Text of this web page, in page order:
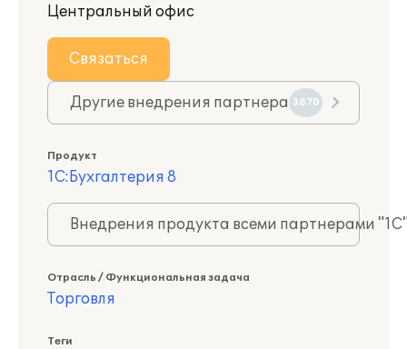
Центральный офис
Связаться
Другие внедрения партнера 3870
Продукт
1С:Бухгалтерия 8
Внедрения продукта всеми партнерами
Отрасль / Функциональная задача
Торговля
Теги